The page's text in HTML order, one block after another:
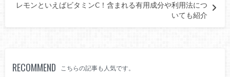
レモンといえばビタミンC！含まれる有用成分や利用法につ
いても紹介
RECOMMEND こちらの記事も人気です。